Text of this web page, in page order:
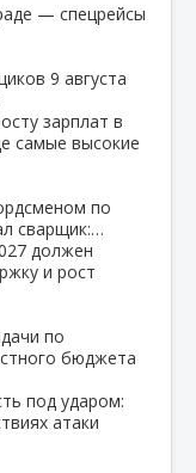
— спецрейсы
9 августа
зарплат в
самые высокие
по
сварщик:…
должен
и рост
по
бюджета
под ударом:
атаки